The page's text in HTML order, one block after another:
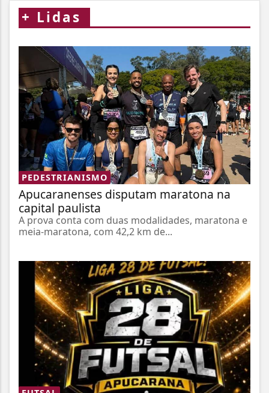
+ Lidas
PEDESTRIANISMO
Apucaranenses disputam maratona na
capital paulista
A prova conta com duas modalidades, maratona e
meia-maratona, com 42,2 km de...